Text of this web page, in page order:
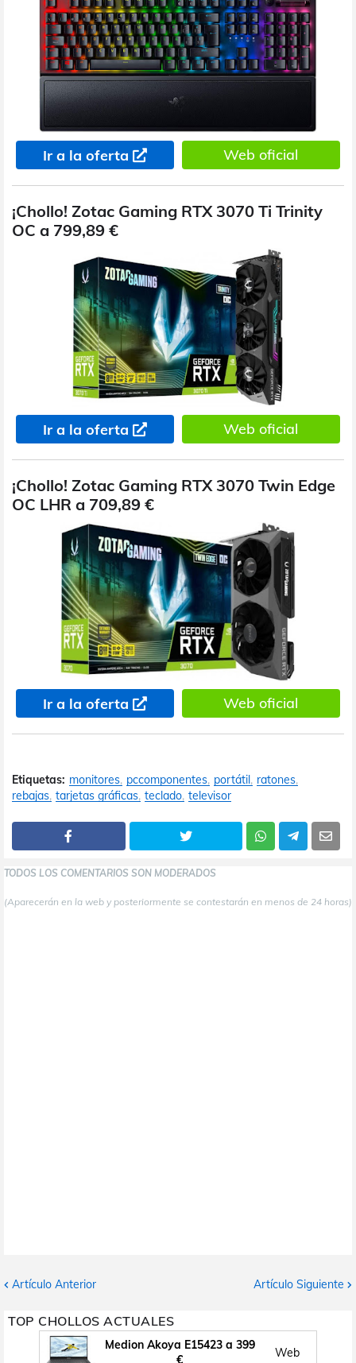
Ir a la oferta Web oficial
¡Chollo! Zotac Gaming RTX 3070 Ti Trinity
OC a 799,89 €
Ir a la oferta Web oficial
¡Chollo! Zotac Gaming RTX 3070 Twin Edge
OC LHR a 709,89 €
Ir a la oferta Web oficial
Etiquetas: monitores pccomponentes portátil
ratones
rebajas tarjetas gráficas teclado televisor
TODOS LOS COMENTARIOS SON MODERADOS
(Aparecerán en la web y posteriormente se contestarán en menos de 24 horas)
Artículo Anterior Artículo Siguiente
TOP CHOLLOS ACTUALES
Medion Akoya E15423 a 399
Web